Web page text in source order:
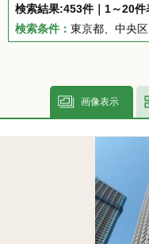
検索結果:453件｜1～20件
検索条件： 東京都、中央区、下限なし～上限なし
画像表示
企業情報